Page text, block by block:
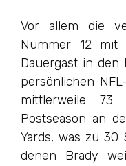
Vor allem die
Nummer 12 mit
Dauergast in den
persönlichen
mittlerweile 73
Postseason an
Yards, was zu 30
denen Brady